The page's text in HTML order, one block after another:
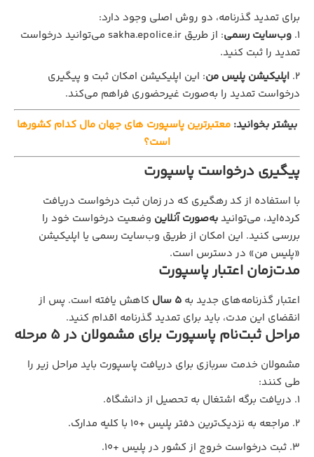
برای تمدید گذرنامه، دو روش اصلی وجود دارد:
وب‌سایت رسمی
: از طریق sakha.epolice.ir می‌توانید درخواست
تمدید را ثبت کنید.
اپلیکیشن پلیس من: این اپلیکیشن امکان ثبت و پیگیری
درخواست تمدید را به‌صورت غیرحضوری فراهم می‌کند.
بیشتر بخوانید: معتبرترین پاسپورت های جهان مال کدام کشورها
است؟
پیگیری درخواست پاسپورت
با استفاده از کد رهگیری که در زمان ثبت درخواست دریافت
کرده‌اید، می‌توانیدبه‌صورت آنلاین وضعیت درخواست خود را
بررسی کنید. این امکان از طریق وب‌سایت رسمی یا اپلیکیشن
«پلیس من» در دسترس است.
مدت‌زمان اعتبار پاسپورت
اعتبار گذرنامه‌های جدید به ۵ سال
کاهش یافته است. پس از
انقضای این مدت، باید برای تمدید گذرنامه اقدام کنید.
مراحل ثبت‌نام پاسپورت برای مشمولان در ۵ مرحله
مشمولان خدمت سربازی برای دریافت پاسپورت باید مراحل زیر را
طی کنند:
دریافت برگه اشتغال به تحصیل از دانشگاه.
مراجعه به نزدیک‌ترین دفتر پلیس +10 با کلیه مدارک.
ثبت درخواست خروج از کشور در پلیس +10.